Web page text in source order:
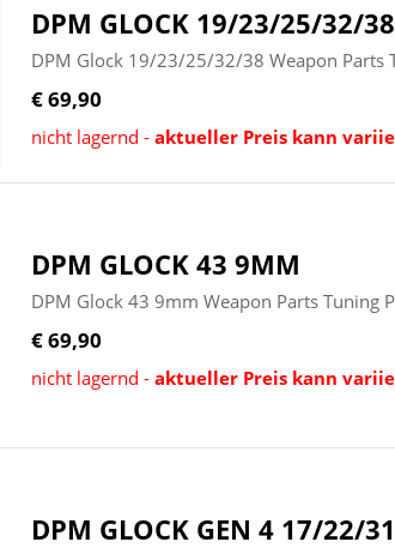
DPM GLOCK 19/23/25/32/38
DPM Glock 19/23/25/32/38 Weapon Parts
€ 69,90
nicht lagernd - aktueller Preis kann
DPM GLOCK 43 9MM
DPM Glock 43 9mm Weapon Parts Tuning
€ 69,90
nicht lagernd - aktueller Preis kann
DPM GLOCK GEN 4 17/22/